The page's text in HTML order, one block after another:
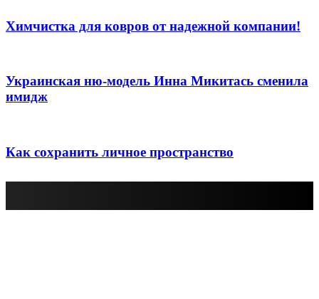
Химчистка для ковров от надежной компании!
Украинская ню-модель Инна Микитась сменила
имидж
Как сохранить личное пространство